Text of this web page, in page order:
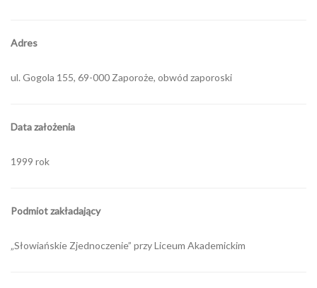
Adres
ul. Gogola 155, 69-000 Zaporoże, obwód zaporoski
Data założenia
1999 rok
Podmiot zakładający
„Słowiańskie Zjednoczenie” przy Liceum Akademickim